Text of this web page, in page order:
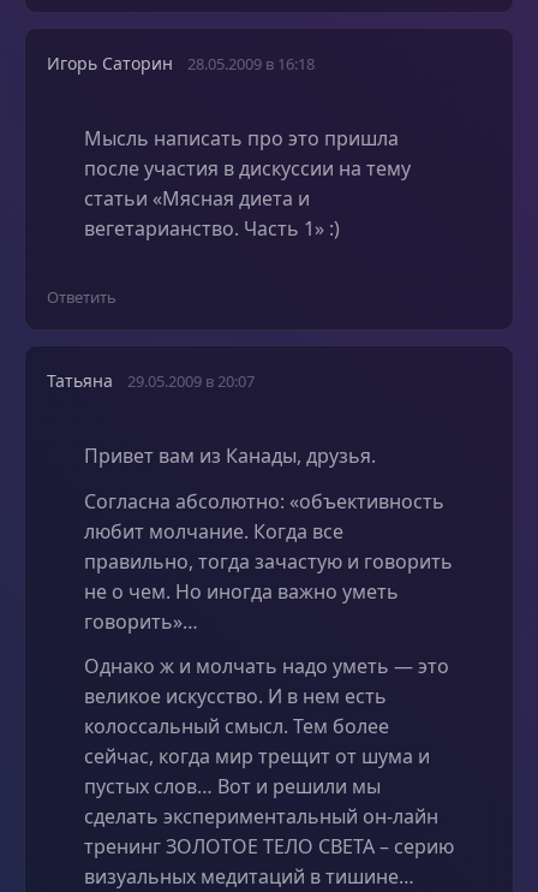
Игорь Саторин 28.05.2009 в 16:18
Мысль написать про это пришла
после участия в дискуссии на тему
статьи «Мясная диета и
вегетарианство. Часть 1» :)
Ответить
Татьяна 29.05.2009 в 20:07
Привет вам из Канады, друзья.
Согласна абсолютно: «объективность
любит молчание. Когда все
правильно, тогда зачастую и говорить
не о чем. Но иногда важно уметь
говорить»…
Однако ж и молчать надо уметь — это
великое искусство. И в нем есть
колоссальный смысл. Тем более
сейчас, когда мир трещит от шума и
пустых слов… Вот и решили мы
сделать экспериментальный он-лайн
тренинг ЗОЛОТОЕ ТЕЛО СВЕТА – серию
визуальных медитаций в тишине…